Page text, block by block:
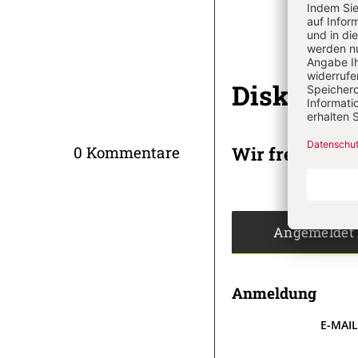
0 Kommentare Wir freuen
Anmeldung
E-